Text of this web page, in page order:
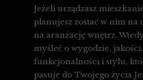
Jeżeli urządzasz
planujesz zostać w nim na
na aranżację wnętrz.
myśleć o wygodzie, jakości,
funkcjonalności i stylu,
pasuje do Twojego